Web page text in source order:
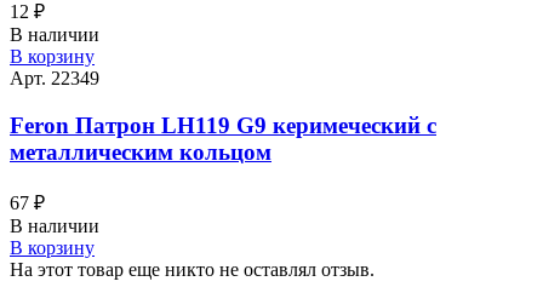
12 ₽
В наличии
В корзину
Арт. 22349
Feron Патрон LH119 G9 керимеческий c
металлическим кольцом
67 ₽
В наличии
В корзину
На этот товар еще никто не оставлял отзыв.